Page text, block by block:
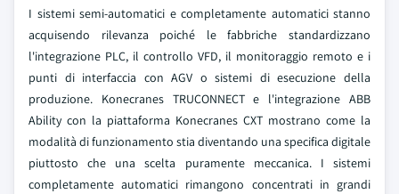
I sistemi semi-automatici e completamente automatici stanno
acquisendo rilevanza poiché le fabbriche standardizzano
l'integrazione PLC, il controllo VFD, il monitoraggio remoto e i
punti di interfaccia con AGV o sistemi di esecuzione della
produzione. Konecranes TRUCONNECT e l'integrazione ABB
Ability con la piattaforma Konecranes CXT mostrano come la
modalità di funzionamento stia diventando una specifica digitale
piuttosto che una scelta puramente meccanica. I sistemi
completamente automatici rimangono concentrati in grandi